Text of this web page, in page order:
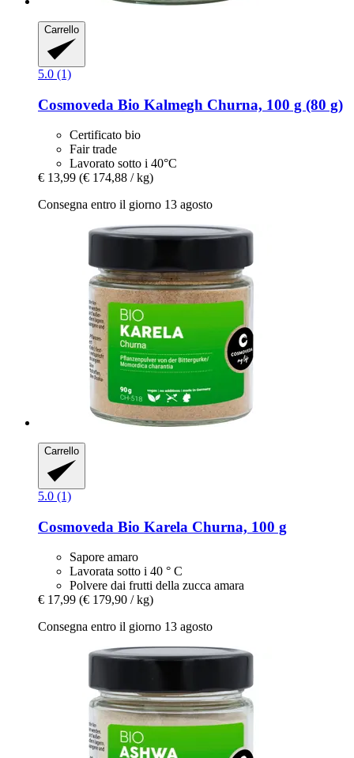
Carrello
5.0 (1)
Cosmoveda Bio Kalmegh Churna, 100 g (80 g)
Certificato bio
Fair trade
Lavorato sotto i 40°C
€ 13,99 (€ 174,88 / kg)
Consegna entro il giorno 13 agosto
Carrello
5.0 (1)
Cosmoveda Bio Karela Churna, 100 g
Sapore amaro
Lavorata sotto i 40 ° C
Polvere dai frutti della zucca amara
€ 17,99 (€ 179,90 / kg)
Consegna entro il giorno 13 agosto